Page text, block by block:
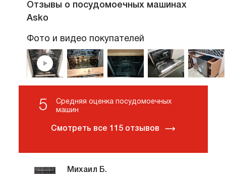
Отзывы о посудомоечных машинах
Asko
Фото и видео покупателей
Михаил Б.
5
Средняя оценка посудомоечных
машин
Смотреть все 115 отзывов